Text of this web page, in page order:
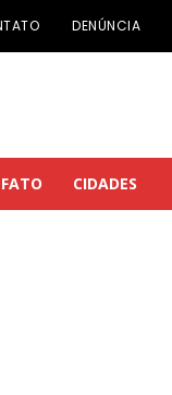
DENÚNCIA
CIDADES